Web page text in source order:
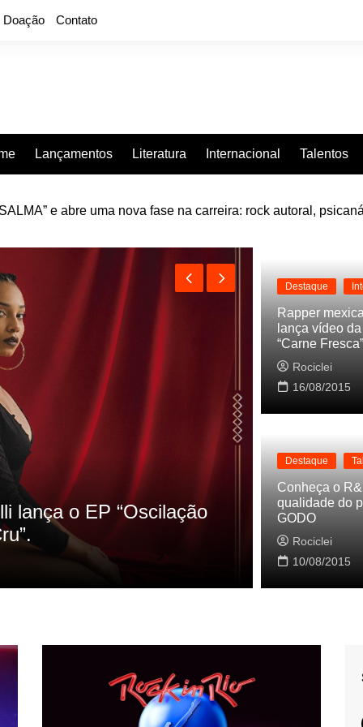
Doação Contato
Lançamentos Literatura Internacional Talentos
e abre uma nova fase na carreira: rock autoral,
“Projeção”, de 2010, nas plataformas digitais
referencias do clipe de
Destaque
Cynthia
Baleiro
Rociclei
Destaque
Rapper
lança vídeo
“Carne Fresca”
Rociclei
16/08/2015
Destaque
Conheça o
qualidade do
GODO
Rociclei
10/08/2015